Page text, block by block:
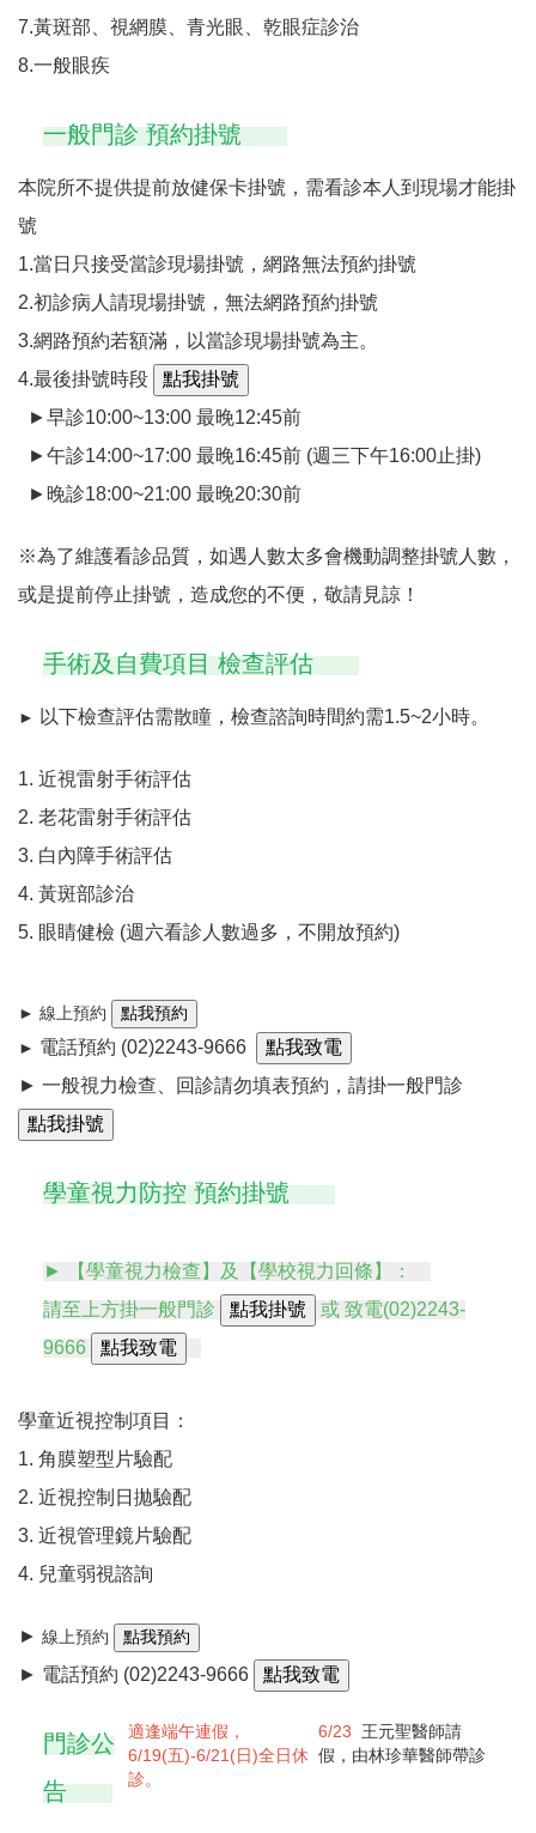
7.黃斑部、視網膜、青光眼、乾眼症診治
8.一般眼疾
一般門診 預約掛號
本院所不提供提前放健保卡掛號，需看診本人到現場才能掛
號
1.當日只接受當診現場掛號，網路無法預約掛號
2.初診病人請現場掛號，無法網路預約掛號
3.網路預約若額滿，以當診現場掛號為主。
4.最後掛號時段
►早診10:00~13:00 最晚12:45前
►午診14:00~17:00 最晚16:45前 (週三下午16:00止掛)
►晚診18:00~21:00 最晚20:30前
※為了維護看診品質，如遇人數太多會機動調整掛號人數，
或是提前停止掛號，造成您的不便，敬請見諒！
手術及自費項目 檢查評估
► 以下檢查評估需散瞳，檢查諮詢時間約需1.5~2小時。
1. 近視雷射手術評估
2. 老花雷射手術評估
3. 白內障手術評估
4. 黃斑部診治
5. 眼睛健檢 (週六看診人數過多，不開放預約)
► 線上預約
► 電話預約 (02)2243-9666
► 一般視力檢查、回診請勿填表預約，請掛一般門診
學童視力防控 預約掛號
► 【學童視力檢查】及【學校視力回條】：
請至上方掛一般門診
或 致電(02)2243-
9666
學童近視控制項目：
1. 角膜塑型片驗配
2. 近視控制日拋驗配
3. 近視管理鏡片驗配
4. 兒童弱視諮詢
► 線上預約
► 電話預約 (02)2243-9666
門診公
告
適逢端午連假，
6/19(五)-6/21(日)全日休
診。
6/23
王元聖醫師請
假，由林珍華醫師帶診